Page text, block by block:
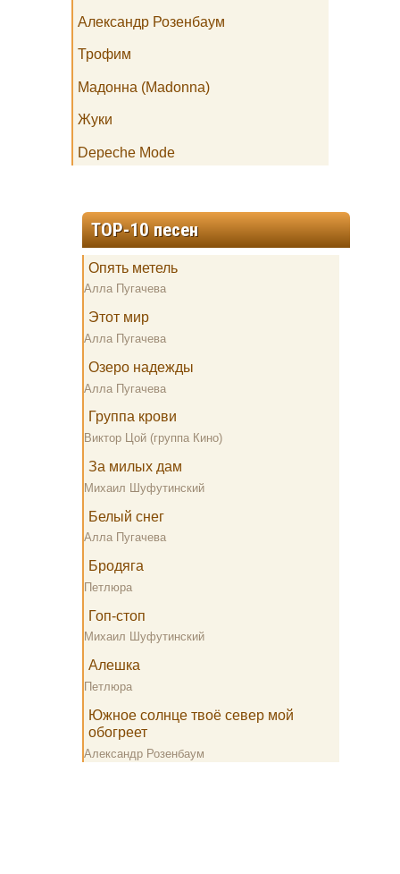
Александр Розенбаум
Трофим
Мадонна (Madonna)
Жуки
Depeche Mode
TOP-10 песен
Опять метель
Алла Пугачева
Этот мир
Алла Пугачева
Озеро надежды
Алла Пугачева
Группа крови
Виктор Цой (группа Кино)
За милых дам
Михаил Шуфутинский
Белый снег
Алла Пугачева
Бродяга
Петлюра
Гоп-стоп
Михаил Шуфутинский
Алешка
Петлюра
Южное солнце твоё север мой
обогреет
Александр Розенбаум